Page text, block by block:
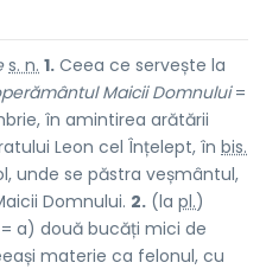
s. n. 1. Ceea ce servește la
Maicii Domnului=
în amintirea arătării
Leon cel Înțelept, în bis.
unde se păstra veșmântul,
Domnului. 2. (la pl.)
a) două bucăți mici de
materie ca felonul, cu